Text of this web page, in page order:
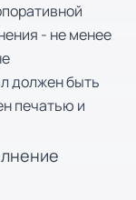
- не менее
должен быть
печатью и